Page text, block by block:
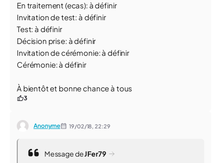
En traitement (ecas): à définir
Invitation de test: à définir
Test: à définir
Décision prise: à définir
Invitation de cérémonie: à définir
Cérémonie: à définir
À bientôt et bonne chance à tous
3
Anonyme 19/02/18,22:29
Message deJFer79